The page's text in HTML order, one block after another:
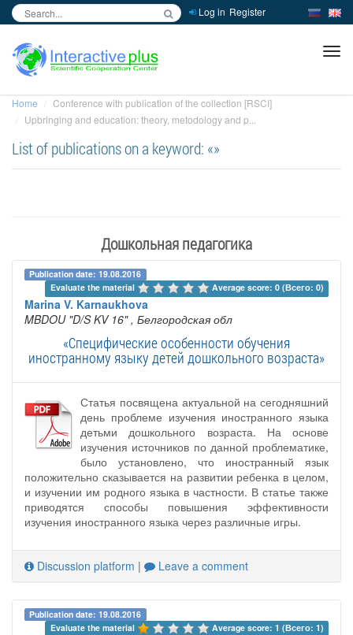
Log in Register
Home
Conference with publication of the collection [RSCI]
Upbringing and education: theory, metodology and p...
List of publications on a keyword: «»
Дошкольная педагогика
Publication date: 19.08.2016
Evaluate the material
Average score: 0 (Всего: 0)
Marina V. Karnaukhova
MBDOU "D/S KV 16" , Белгородская обл
«Специфические особенности обучения
иностранному языку детей дошкольного возраста»
Статья посвящена актуальной на сегодняшний
день проблеме изучения иностранного языка
детьми дошкольного возраста. На основе
изучения источников по данной проблематике,
было установлено, что иностранный язык
положительно сказывается на развитии ребенка в целом,
и изучении им родного языка в частности. В статье также
приводятся способы повышения эффективности
изучения иностранного языка через различные игры.
Discussion platform | Leave a comment
Publication date: 19.08.2016
Evaluate the material
Average score: 1 (Всего: 1)